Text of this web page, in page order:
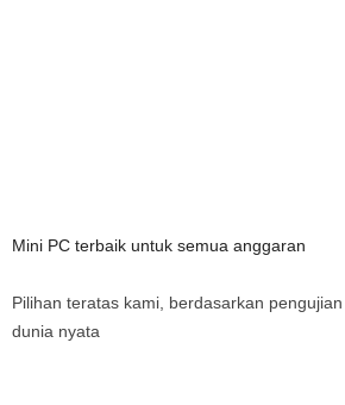
Mini PC terbaik untuk semua anggaran
Pilihan teratas kami, berdasarkan
dunia nyata